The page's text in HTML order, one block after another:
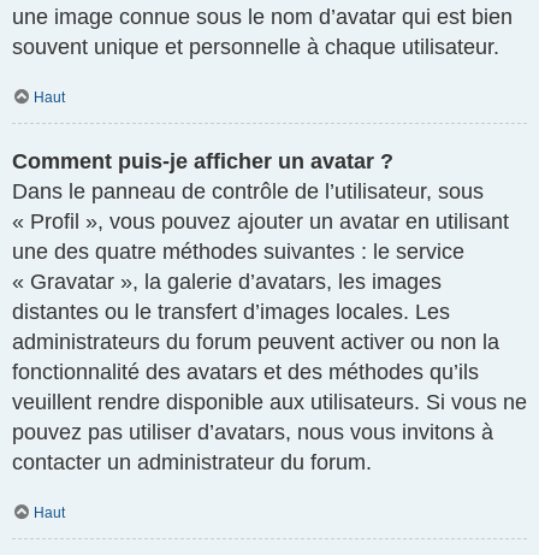
une image connue sous le nom d’avatar qui est bien
souvent unique et personnelle à chaque utilisateur.
Haut
Comment puis-je afficher un avatar ?
Dans le panneau de contrôle de l’utilisateur, sous
« Profil », vous pouvez ajouter un avatar en utilisant
une des quatre méthodes suivantes : le service
« Gravatar », la galerie d’avatars, les images
distantes ou le transfert d’images locales. Les
administrateurs du forum peuvent activer ou non la
fonctionnalité des avatars et des méthodes qu’ils
veuillent rendre disponible aux utilisateurs. Si vous ne
pouvez pas utiliser d’avatars, nous vous invitons à
contacter un administrateur du forum.
Haut